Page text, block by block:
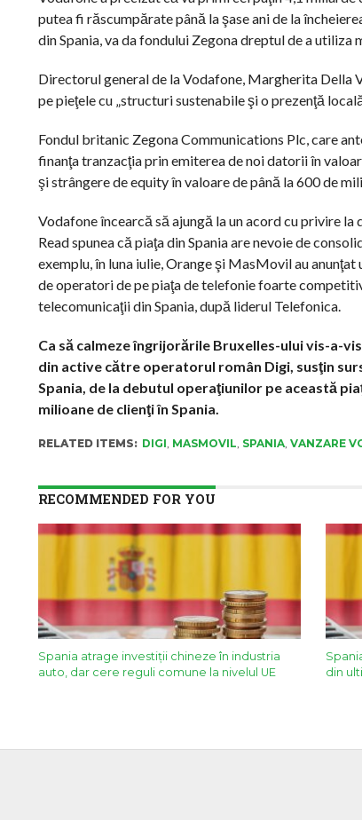
putea fi răscumpărate până la şase ani de la
din Spania, va da fondului Zegona dreptul de a utiliza
Directorul general de la Vodafone, Margherita Della
pe pieţele cu „structuri sustenabile şi o prezenţă
Fondul britanic Zegona Communications Plc, care
finanţa tranzacţia prin emiterea de noi datorii în
şi strângere de equity în valoare de până la 600 de
Vodafone încearcă să ajungă la un acord cu privire
Read spunea că piaţa din Spania are nevoie de
exemplu, în luna iulie, Orange şi MasMovil au
de operatori de pe piaţa de telefonie foarte
telecomunicaţii din Spania, după liderul Telefonica.
Ca să calmeze îngrijorările Bruxelles-ului vis-a-
din active către operatorul român Digi, susţin
Spania, de la debutul operaţiunilor pe această
milioane de clienţi în Spania.
RELATED ITEMS: DIGI, MASMOVIL, SPANIA, VANZARE
RECOMMENDED FOR YOU
Spania atrage investiţii chineze în industria
auto, dar cere reguli comune la nivelul UE
din